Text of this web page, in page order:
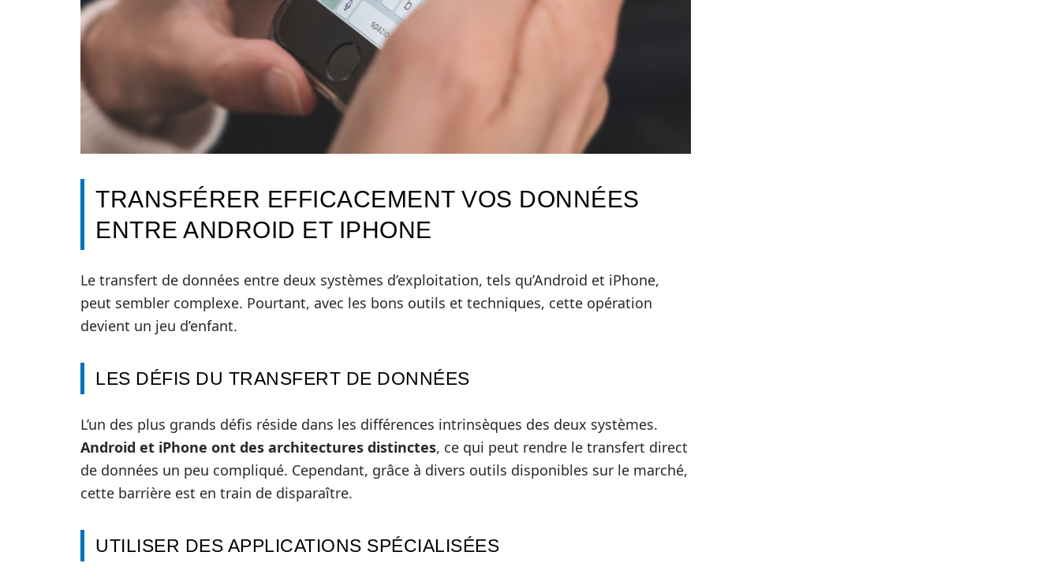
TRANSFÉRER EFFICACEMENT VOS DONNÉES
ENTRE ANDROID ET IPHONE
Le transfert de données entre deux systèmes d’exploitation, tels qu’Android et iPhone,
peut sembler complexe. Pourtant, avec les bons outils et techniques, cette opération
devient un jeu d’enfant.
LES DÉFIS DU TRANSFERT DE DONNÉES
L’un des plus grands défis réside dans les différences intrinsèques des deux systèmes.
Android et iPhone ont des architectures distinctes, ce qui peut rendre le transfert direct
de données un peu compliqué. Cependant, grâce à divers outils disponibles sur le marché,
cette barrière est en train de disparaître.
UTILISER DES APPLICATIONS SPÉCIALISÉES